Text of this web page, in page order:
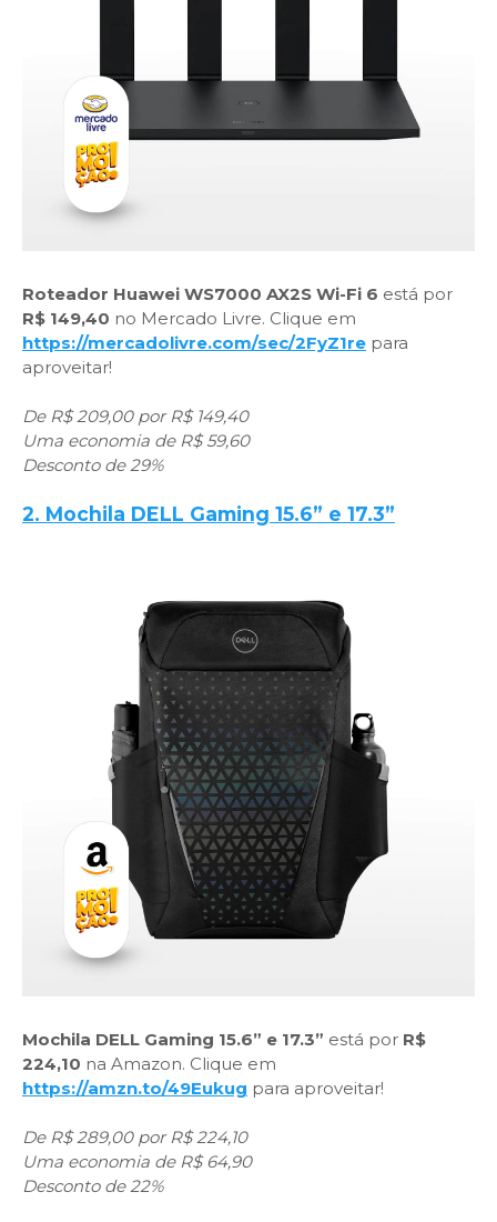
Roteador Huawei WS7000 AX2S Wi-Fi 6 está por
R$ 149,40 no Mercado Livre. Clique em
https://mercadolivre.com/sec/2FyZ1re para
aproveitar!
De R$ 209,00 por R$ 149,40
Uma economia de R$ 59,60
Desconto de 29%
2. Mochila DELL Gaming 15.6” e 17.3”
Mochila DELL Gaming 15.6” e 17.3” está por R$
224,10 na Amazon. Clique em
https://amzn.to/49Eukug para aproveitar!
De R$ 289,00 por R$ 224,10
Uma economia de R$ 64,90
Desconto de 22%